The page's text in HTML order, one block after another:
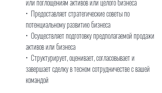
или поглощениям активов или целого бизнеса
• Предоставляет стратегические советы по
потенциальному развитию бизнеса
• Осуществляет подготовку предполагаемой продажи
активов или бизнеса
• Структурирует, оценивает, согласовывает и
завершает сделку в тесном сотрудничестве с вашей
командой